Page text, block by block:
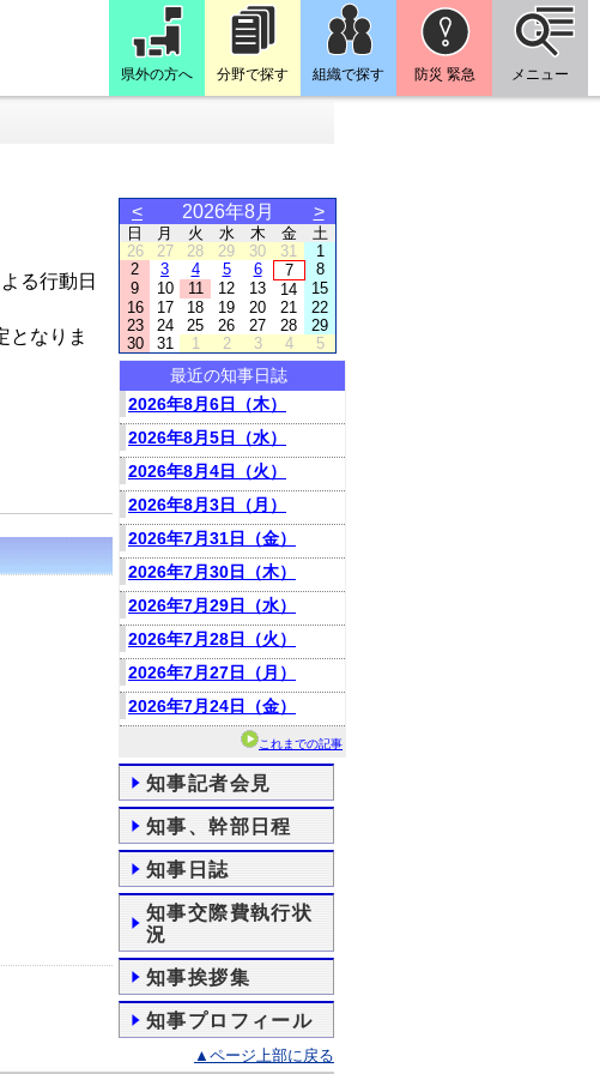
県外の方へ 分野で探す 組織で探す 防災 緊急 メニュー
る行動日
となりま
< 2026年8月 >
日 月 火 水 木 金
土
26
27 28 29 30 31
1
2
3 4 5 6 7
8
9
10 11 12 13 14
15
16
17 18 19 20 21
22
23
24 25 26 27 28
29
30
31 1 2 3 4 5
最近の知事日誌
2026年8月6日（木）
2026年8月5日（水）
2026年8月4日（火）
2026年8月3日（月）
2026年7月31日（金）
2026年7月30日（木）
2026年7月29日（水）
2026年7月28日（火）
2026年7月27日（月）
2026年7月24日（金）
これまでの記事
知事記者会見
知事、幹部日程
知事日誌
知事交際費執行状
況
知事挨拶集
知事プロフィール
▲ページ上部に戻る